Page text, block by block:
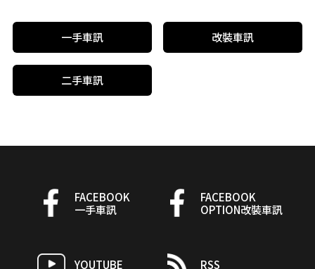
一手車訊 改裝車訊
二手車訊
FACEBOOK
一手車訊
FACEBOOK
OPTION改裝車訊
YOUTUBE RSS